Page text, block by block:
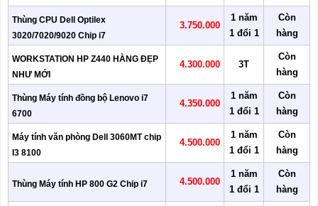
Thùng CPU Dell Optilex
3020/7020/9020 Chip i7
3.750.000
1 năm
1 đổi 1
Còn
hàng
WORKSTATION HP Z440 HÀNG ĐẸP
NHƯ MỚI
4.300.000 3T
Còn
hàng
Thùng Máy tính đồng bộ Lenovo i7
6700
4.350.000
1 năm
1 đổi 1
Còn
hàng
Máy tính văn phòng Dell 3060MT chip
I3 8100
4.500.000
1 năm
1 đổi 1
Còn
hàng
Thùng Máy tính HP 800 G2 Chip i7 4.500.000
1 năm
1 đổi 1
Còn
hàng